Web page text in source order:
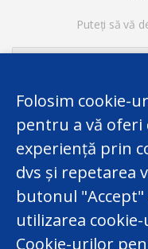
Puteți să vă
Acest website a fost
Twinning finanțat de
Folosim cookie-
pentru a vă oferi
experiență prin
dvs și repetarea
butonul "Accept"
utilizarea
Cookie-urilor